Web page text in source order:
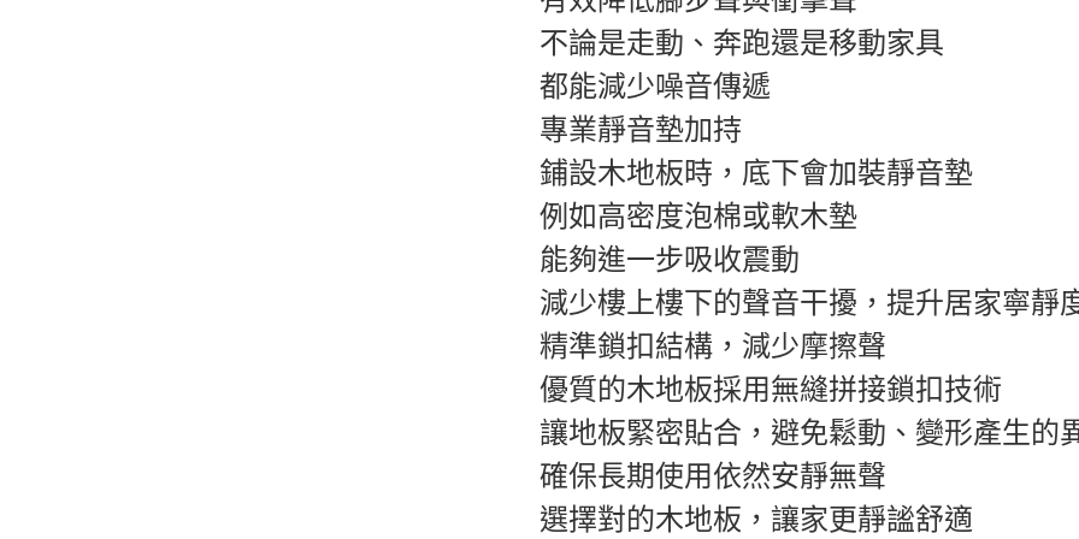
不論是走動、奔跑還是移動家具
都能減少噪音傳遞
專業靜音墊加持
鋪設木地板時，底下會加裝靜音墊
例如高密度泡棉或軟木墊
能夠進一步吸收震動
減少樓上樓下的聲音干擾，提升居家寧靜
精準鎖扣結構，減少摩擦聲
優質的木地板採用無縫拼接鎖扣技術
讓地板緊密貼合，避免鬆動、變形產生的
確保長期使用依然安靜無聲
選擇對的木地板，讓家更靜謐舒適